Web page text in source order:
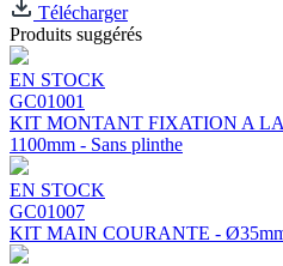
Télécharger
Produits suggérés
EN STOCK
GC01001
KIT MONTANT FIXATION A
1100mm - Sans plinthe
EN STOCK
GC01007
KIT MAIN COURANTE -